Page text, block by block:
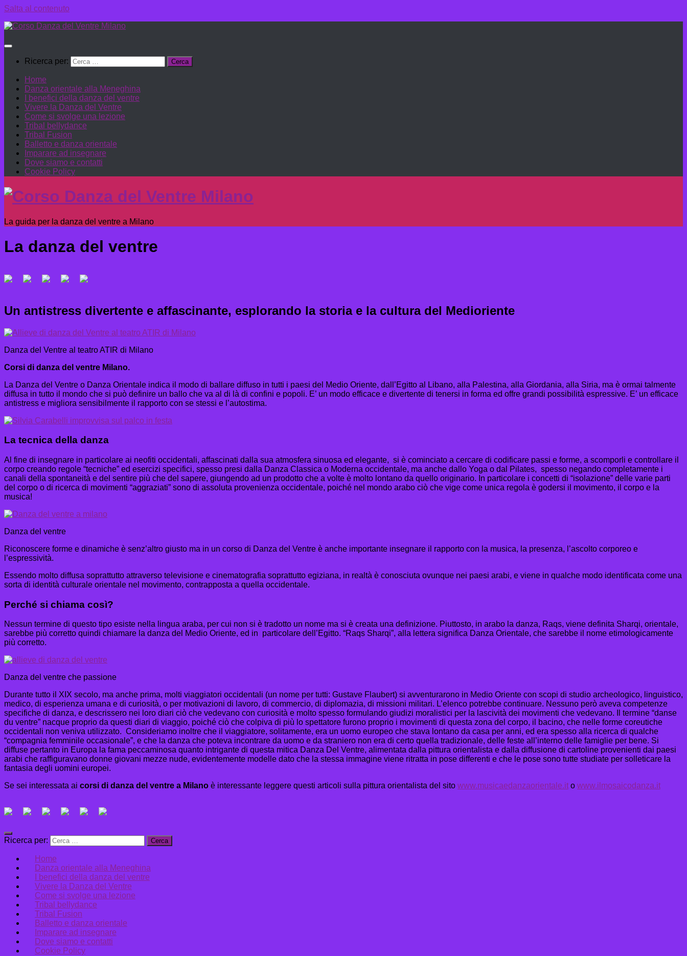
Salta al contenuto
Ricerca per:
Home
Danza orientale alla Meneghina
I benefici della danza del ventre
Vivere la Danza del Ventre
Come si svolge una lezione
Tribal bellydance
Tribal Fusion
Balletto e danza orientale
Imparare ad insegnare
Dove siamo e contatti
Cookie Policy
La guida per la danza del ventre a Milano
La danza del ventre
Un antistress divertente e affascinante, esplorando la storia e la cultura del Medioriente
Danza del Ventre al teatro ATIR di Milano
Corsi di danza del ventre Milano.
La Danza del Ventre o Danza Orientale indica il modo di ballare diffuso in tutti i paesi del Medio Oriente, dall’Egitto al Libano, alla Palestina, alla Giordania, alla Siria, ma è ormai talmente
diffusa in tutto il mondo che si può definire un ballo che va al di là di confini e popoli. E’ un modo efficace e divertente di tenersi in forma ed offre grandi possibilità espressive. E’ un efficace
antistress e migliora sensibilmente il rapporto con se stessi e l’autostima.
La tecnica della danza
Al fine di insegnare in particolare ai neofiti occidentali, affascinati dalla sua atmosfera sinuosa ed elegante, si è cominciato a cercare di codificare passi e forme, a scomporli e controllare il
corpo creando regole “tecniche” ed esercizi specifici, spesso presi dalla Danza Classica o Moderna occidentale, ma anche dallo Yoga o dal Pilates, spesso negando completamente i
canali della spontaneità e del sentire più che del sapere, giungendo ad un prodotto che a volte è molto lontano da quello originario. In particolare i concetti di “isolazione” delle varie parti
del corpo o di ricerca di movimenti “aggraziati” sono di assoluta provenienza occidentale, poiché nel mondo arabo ciò che vige come unica regola è godersi il movimento, il corpo e la
musica!
Danza del ventre
Riconoscere forme e dinamiche è senz’altro giusto ma in un corso di Danza del Ventre è anche importante insegnare il rapporto con la musica, la presenza, l’ascolto corporeo e
l’espressività.
Essendo molto diffusa soprattutto attraverso televisione e cinematografia soprattutto egiziana, in realtà è conosciuta ovunque nei paesi arabi, e viene in qualche modo identificata come una
sorta di identità culturale orientale nel movimento, contrapposta a quella occidentale.
Perché si chiama così?
Nessun termine di questo tipo esiste nella lingua araba, per cui non si è tradotto un nome ma si è creata una definizione. Piuttosto, in arabo la danza, Raqs, viene definita Sharqi, orientale,
sarebbe più corretto quindi chiamare la danza del Medio Oriente, ed in particolare dell’Egitto. “Raqs Sharqi”, alla lettera significa Danza Orientale, che sarebbe il nome etimologicamente
più corretto.
Danza del ventre che passione
Durante tutto il XIX secolo, ma anche prima, molti viaggiatori occidentali (un nome per tutti: Gustave Flaubert) si avventurarono in Medio Oriente con scopi di studio archeologico, linguistico,
medico, di esperienza umana e di curiosità, o per motivazioni di lavoro, di commercio, di diplomazia, di missioni militari. L’elenco potrebbe continuare. Nessuno però aveva competenze
specifiche di danza, e descrissero nei loro diari ciò che vedevano con curiosità e molto spesso formulando giudizi moralistici per la lascività dei movimenti che vedevano. Il termine “danse
du ventre” nacque proprio da questi diari di viaggio, poiché ciò che colpiva di più lo spettatore furono proprio i movimenti di questa zona del corpo, il bacino, che nelle forme coreutiche
occidentali non veniva utilizzato. Consideriamo inoltre che il viaggiatore, solitamente, era un uomo europeo che stava lontano da casa per anni, ed era spesso alla ricerca di qualche
“compagnia femminile occasionale”, e che la danza che poteva incontrare da uomo e da straniero non era di certo quella tradizionale, delle feste all’interno delle famiglie per bene. Si
diffuse pertanto in Europa la fama peccaminosa quanto intrigante di questa mitica Danza Del Ventre, alimentata dalla pittura orientalista e dalla diffusione di cartoline provenienti dai paesi
arabi che raffiguravano donne giovani mezze nude, evidentemente modelle dato che la stessa immagine viene ritratta in pose differenti e che le pose sono tutte studiate per solleticare la
fantasia degli uomini europei.
Se sei interessata ai corsi di danza del ventre a Milano è interessante leggere questi articoli sulla pittura orientalista del sito www.musicaedanzaorientale.ito www.ilmosaicodanza.it
Ricerca per:
Home
Danza orientale alla Meneghina
I benefici della danza del ventre
Vivere la Danza del Ventre
Come si svolge una lezione
Tribal bellydance
Tribal Fusion
Balletto e danza orientale
Imparare ad insegnare
Dove siamo e contatti
Cookie Policy